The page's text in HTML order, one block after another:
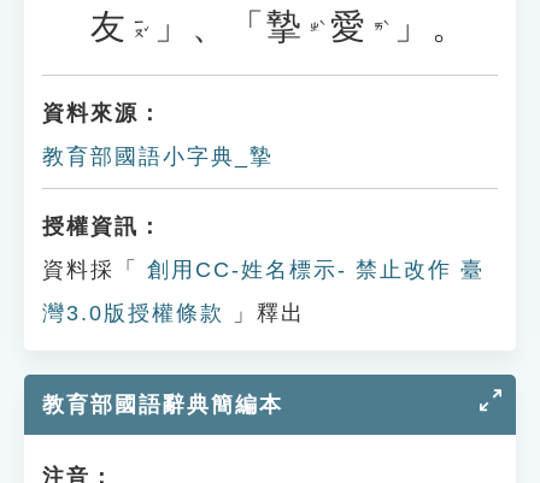
友 ㄧㄡˇ 」、「 摯 ㄓˋ 愛 ㄞˋ 」。
資料來源：
教育部國語小字典_摯
授權資訊：
資料採「
創用CC-姓名標示- 禁止改作 臺
灣3.0版授權條款
」釋出
教育部國語辭典簡編本
注音：